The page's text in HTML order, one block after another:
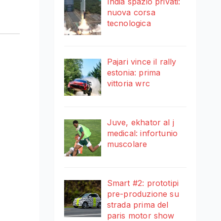
nuova corsa
tecnologica
Pajari vince il rally
estonia: prima
vittoria wrc
Juve, ekhator al j
medical: infortunio
muscolare
Smart #2: prototipi
pre-produzione su
strada prima del
paris motor show